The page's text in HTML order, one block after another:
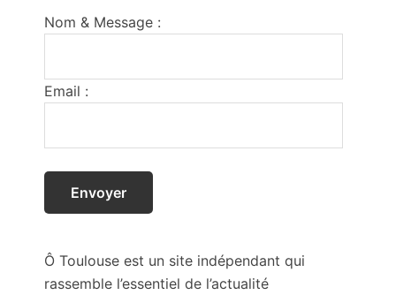
Nom & Message :
Email :
Ô Toulouse est un site indépendant qui
rassemble l’essentiel de l’actualité